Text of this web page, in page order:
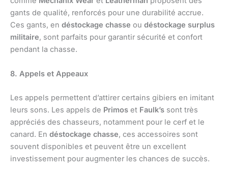
gants de qualité, renforcés pour une durabilité accrue.
Ces gants, en déstockage chasse ou déstockage surplus
militaire, sont parfaits pour garantir sécurité et confort
pendant la chasse.
8. Appels et Appeaux
Les appels permettent d’attirer certains gibiers en imitant
leurs sons. Les appels de Primos et Faulk’s sont très
appréciés des chasseurs, notamment pour le cerf et le
canard. En déstockage chasse, ces accessoires sont
souvent disponibles et peuvent être un excellent
investissement pour augmenter les chances de succès.